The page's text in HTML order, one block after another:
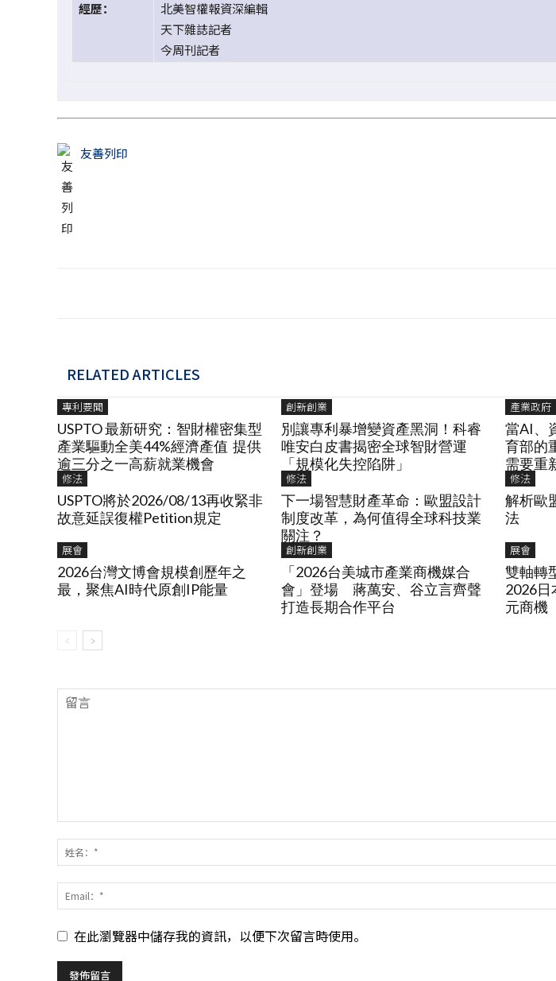
經歷：
北美智權報資深編輯
天下雜誌記者
今周刊記者
友善列印
RELATED ARTICLES
專利要聞
USPTO 最新研究：智財權密集型
產業驅動全美44%經濟產值 提供
逾三分之一高薪就業機會
創新創業
別讓專利暴增變資產黑洞！科睿
唯安白皮書揭密全球智財營運
「規模化失控陷阱」
產業政府
當AI、
育部的
需要重
修法
USPTO將於2026/08/13再收緊非
故意延誤復權Petition規定
修法
下一場智慧財產革命：歐盟設計
制度改革，為何值得全球科技業
關注？
修法
解析歐
法
展會
2026台灣文博會規模創歷年之
最，聚焦AI時代原創IP能量
創新創業
「2026台美城市產業商機媒合
會」登場 蔣萬安、谷立言齊聲
打造長期合作平台
展會
雙軸轉
2026日
元商機
在此瀏覽器中儲存我的資訊，以便下次留言時使用。